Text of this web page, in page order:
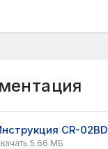
CR-02BD
5.66 МБ